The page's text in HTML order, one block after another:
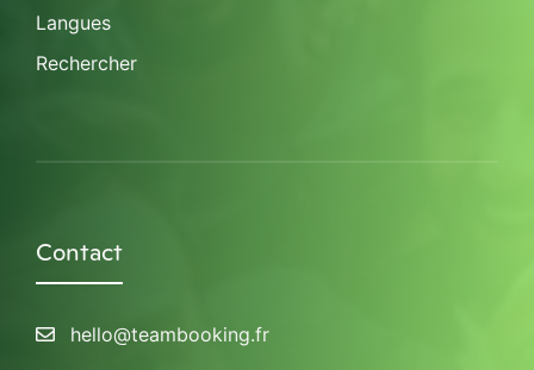
Langues
Rechercher
Contact
hello@teambooking.fr